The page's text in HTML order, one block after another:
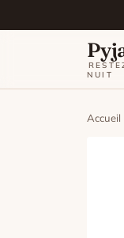
NUIT
Accueil